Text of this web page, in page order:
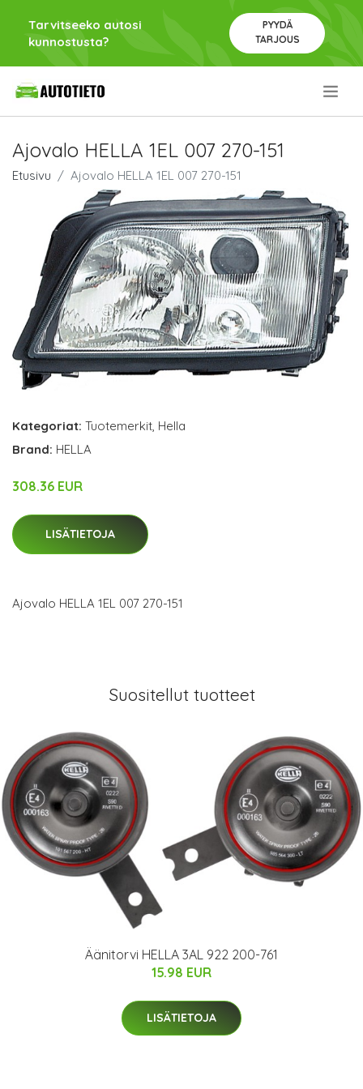
Tarvitseeko autosi
kunnostusta?
PYYDÄ
TARJOUS
Ajovalo HELLA 1EL 007 270-151
Etusivu Ajovalo HELLA 1EL 007 270-151
Kategoriat: Tuotemerkit Hella
Brand: HELLA
308.36 EUR
LISÄTIETOJA
Ajovalo HELLA 1EL 007 270-151
Suositellut tuotteet
Äänitorvi HELLA 3AL 922 200-761
15.98 EUR
LISÄTIETOJA